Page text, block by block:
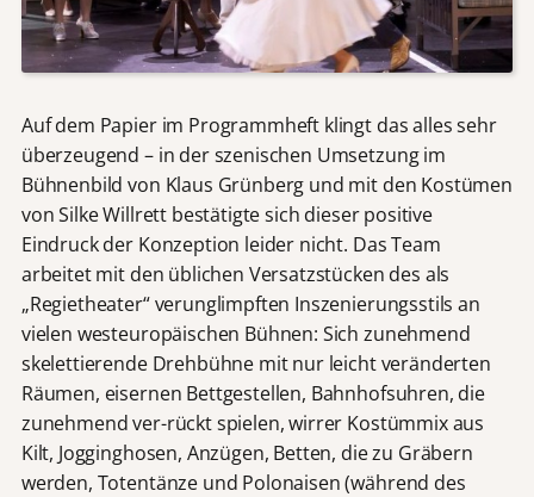
Auf dem Papier im Programmheft klingt das alles sehr
überzeugend – in der szenischen Umsetzung im
Bühnenbild von Klaus Grünberg und mit den Kostümen
von Silke Willrett bestätigte sich dieser positive
Eindruck der Konzeption leider nicht. Das Team
arbeitet mit den üblichen Versatzstücken des als
„Regietheater“ verunglimpften Inszenierungsstils an
vielen westeuropäischen Bühnen: Sich zunehmend
skelettierende Drehbühne mit nur leicht veränderten
Räumen, eisernen Bettgestellen, Bahnhofsuhren, die
zunehmend ver-rückt spielen, wirrer Kostümmix aus
Kilt, Jogginghosen, Anzügen, Betten, die zu Gräbern
werden, Totentänze und Polonaisen (während des